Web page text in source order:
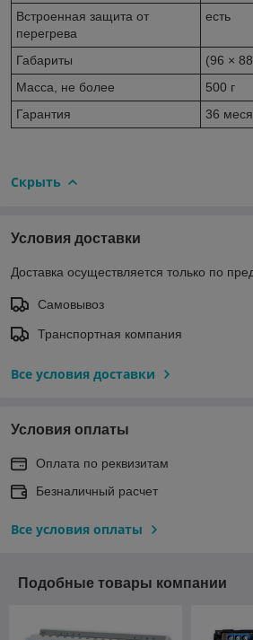
Встроенная защита от
перегрева
есть
Габариты
(96 ×
Масса, не более
500 г
Гарантия
36
Скрыть
Условия доставки
Доставка осуществляется только по
Самовывоз
Транспортная компания
Все условия доставки
Условия оплаты
Оплата по реквизитам
Безналичный расчет
Все условия оплаты
Подобные товары компании